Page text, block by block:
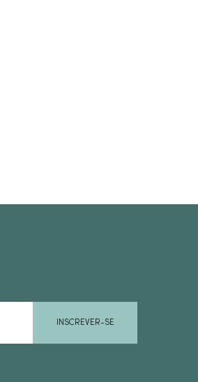
INSCREVER-SE